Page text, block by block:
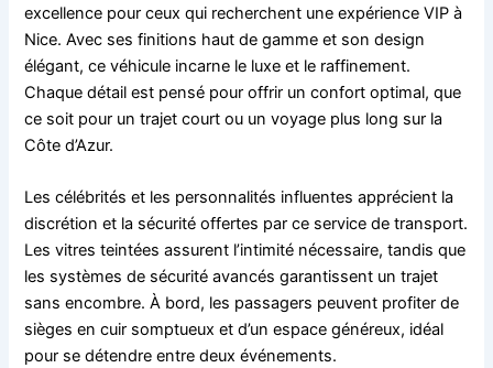
excellence pour ceux qui recherchent une expérience VIP à
Nice. Avec ses finitions haut de gamme et son design
élégant, ce véhicule incarne le luxe et le raffinement.
Chaque détail est pensé pour offrir un confort optimal, que
ce soit pour un trajet court ou un voyage plus long sur la
Côte d’Azur.
Les célébrités et les personnalités influentes apprécient la
discrétion et la sécurité offertes par ce service de transport.
Les vitres teintées assurent l’intimité nécessaire, tandis que
les systèmes de sécurité avancés garantissent un trajet
sans encombre. À bord, les passagers peuvent profiter de
sièges en cuir somptueux et d’un espace généreux, idéal
pour se détendre entre deux événements.